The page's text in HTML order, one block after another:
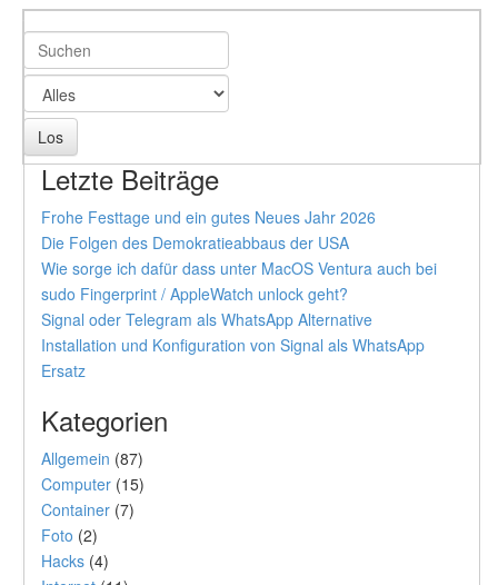
Letzte Beiträge
Frohe Festtage und ein gutes Neues Jahr 2026
Die Folgen des Demokratieabbaus der USA
Wie sorge ich dafür dass unter MacOS Ventura auch bei
sudo Fingerprint / AppleWatch unlock geht?
Signal oder Telegram als WhatsApp Alternative
Installation und Konfiguration von Signal als WhatsApp
Ersatz
Kategorien
Allgemein (87)
Computer (15)
Container (7)
Foto (2)
Hacks (4)